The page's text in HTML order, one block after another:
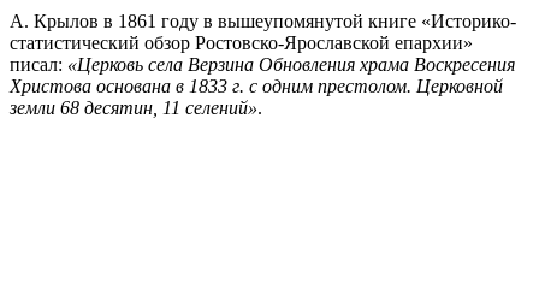
А. Крылов в 1861 году в вышеупомянутой книге «Историко-
статистический обзор Ростовско-Ярославской епархии»
писал: «Церковь села Верзина Обновления храма Воскресения
Христова основана в 1833 г. с одним престолом. Церковной
земли 68 десятин, 11 селений».